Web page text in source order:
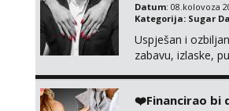
Datum: 08.kolovoza
Kategorija: Sugar
Uspješan i
zabavu, izlaske,
❤️Financirao bi